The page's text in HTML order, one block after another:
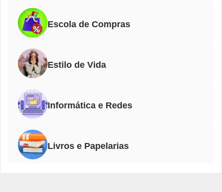
Escola de Compras
Estilo de Vida
Informática e Redes
Livros e Papelarias